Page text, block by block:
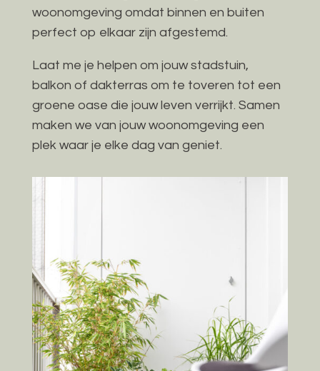
woonomgeving omdat binnen en buiten
perfect op elkaar zijn afgestemd.
Laat me je helpen om jouw stadstuin,
balkon of dakterras om te toveren tot een
groene oase die jouw leven verrijkt. Samen
maken we van jouw woonomgeving een
plek waar je elke dag van geniet.